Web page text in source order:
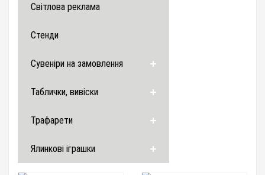
Світлова реклама
Стенди
Сувеніри на замовлення
Таблички, вивіски
Трафарети
Ялинкові іграшки